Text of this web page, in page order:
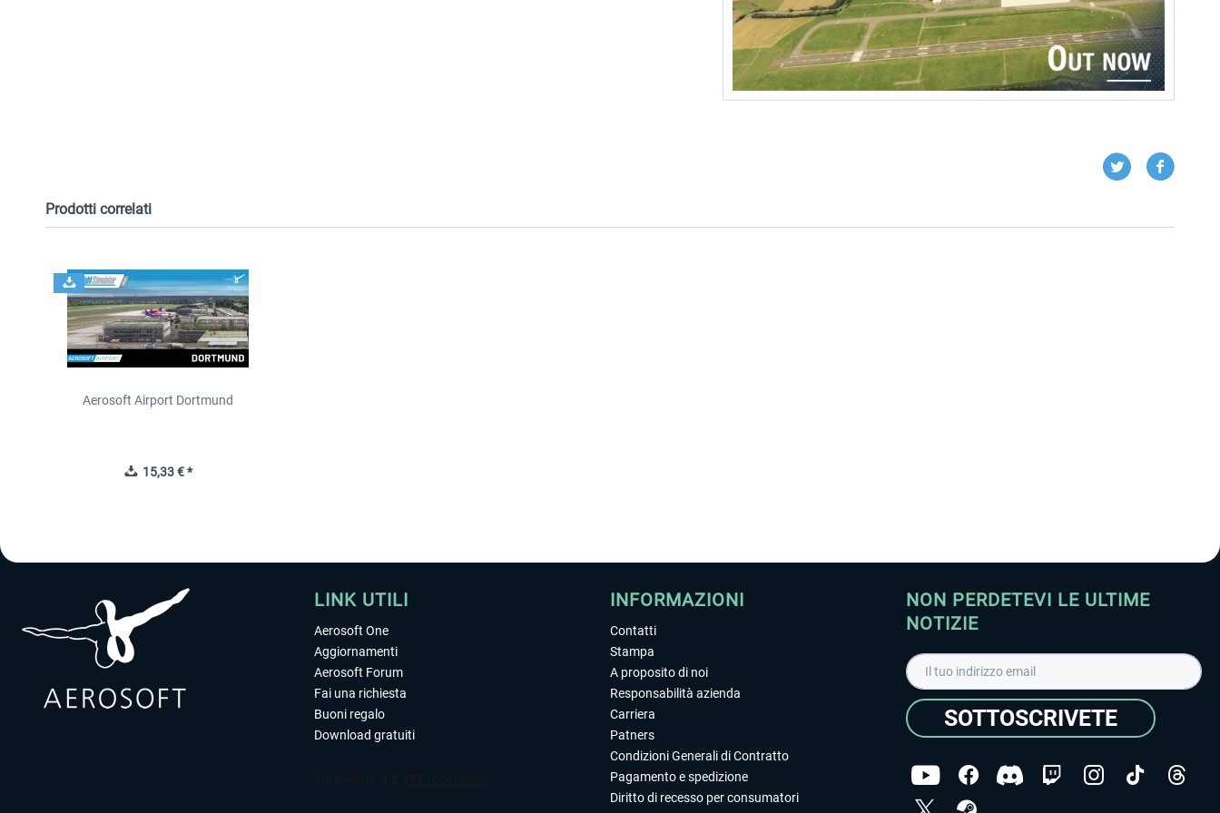
Prodotti correlati
Aerosoft Airport Dortmund
15,33 € *
LINK UTILI
Aerosoft One
Aggiornamenti
Aerosoft Forum
Fai una richiesta
Buoni regalo
Download gratuiti
INFORMAZIONI
Contatti
Stampa
A proposito di noi
Responsabilità azienda
Carriera
Patners
Condizioni Generali di Contratto
Pagamento e spedizione
Diritto di recesso per consumatori
NON PERDETEVI LE ULTIME
NOTIZIE
SOTTOSCRIVETE